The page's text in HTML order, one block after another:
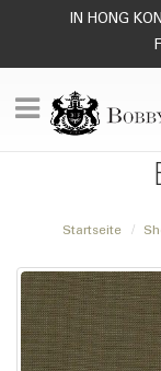
IN HONG
Startseite